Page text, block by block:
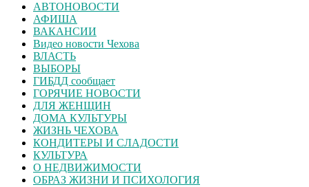
АВТОНОВОСТИ
АФИША
ВАКАНСИИ
Видео новости Чехова
ВЛАСТЬ
ВЫБОРЫ
ГИБДД сообщает
ГОРЯЧИЕ НОВОСТИ
ДЛЯ ЖЕНЩИН
ДОМА КУЛЬТУРЫ
ЖИЗНЬ ЧЕХОВА
КОНДИТЕРЫ И СЛАДОСТИ
КУЛЬТУРА
О НЕДВИЖИМОСТИ
ОБРАЗ ЖИЗНИ И ПСИХОЛОГИЯ